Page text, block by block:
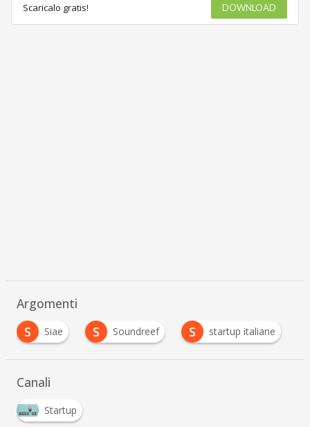
Scaricalo gratis! DOWNLOAD
Argomenti
S
Siae S Soundreef S startup italiane
Canali
Startup